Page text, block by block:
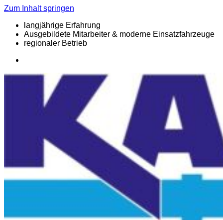
Zum Inhalt springen
langjährige Erfahrung
Ausgebildete Mitarbeiter & moderne Einsatzfahrzeuge
regionaler Betrieb